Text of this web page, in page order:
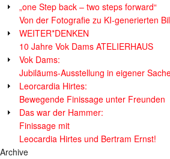
„one Step back – two steps forward“
Von der Fotografie zu KI-generierten
WEITER*DENKEN
10 Jahre Vok Dams ATELIERHAUS
Vok Dams:
Jubiläums-Ausstellung in eigener
Leorcardia Hirtes:
Bewegende Finissage unter Freunden
Das war der Hammer:
Finissage mit
Leocardia Hirtes und Bertram Ernst!
Archive